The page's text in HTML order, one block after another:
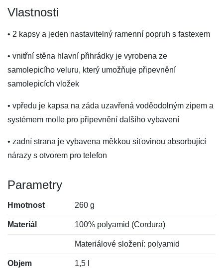
Vlastnosti
• 2 kapsy a jeden nastavitelný ramenní popruh s fastexem
• vnitřní stěna hlavní přihrádky je vyrobena ze
samolepicího veluru, který umožňuje připevnění
samolepicích vložek
• vpředu je kapsa na záda uzavřená voděodolným zipem a
systémem molle pro připevnění dalšího vybavení
• zadní strana je vybavena měkkou síťovinou absorbující
nárazy s otvorem pro telefon
Parametry
Hmotnost 260 g
Materiál 100% polyamid (Cordura)
Materiálové složení: polyamid
Objem 1,5 l